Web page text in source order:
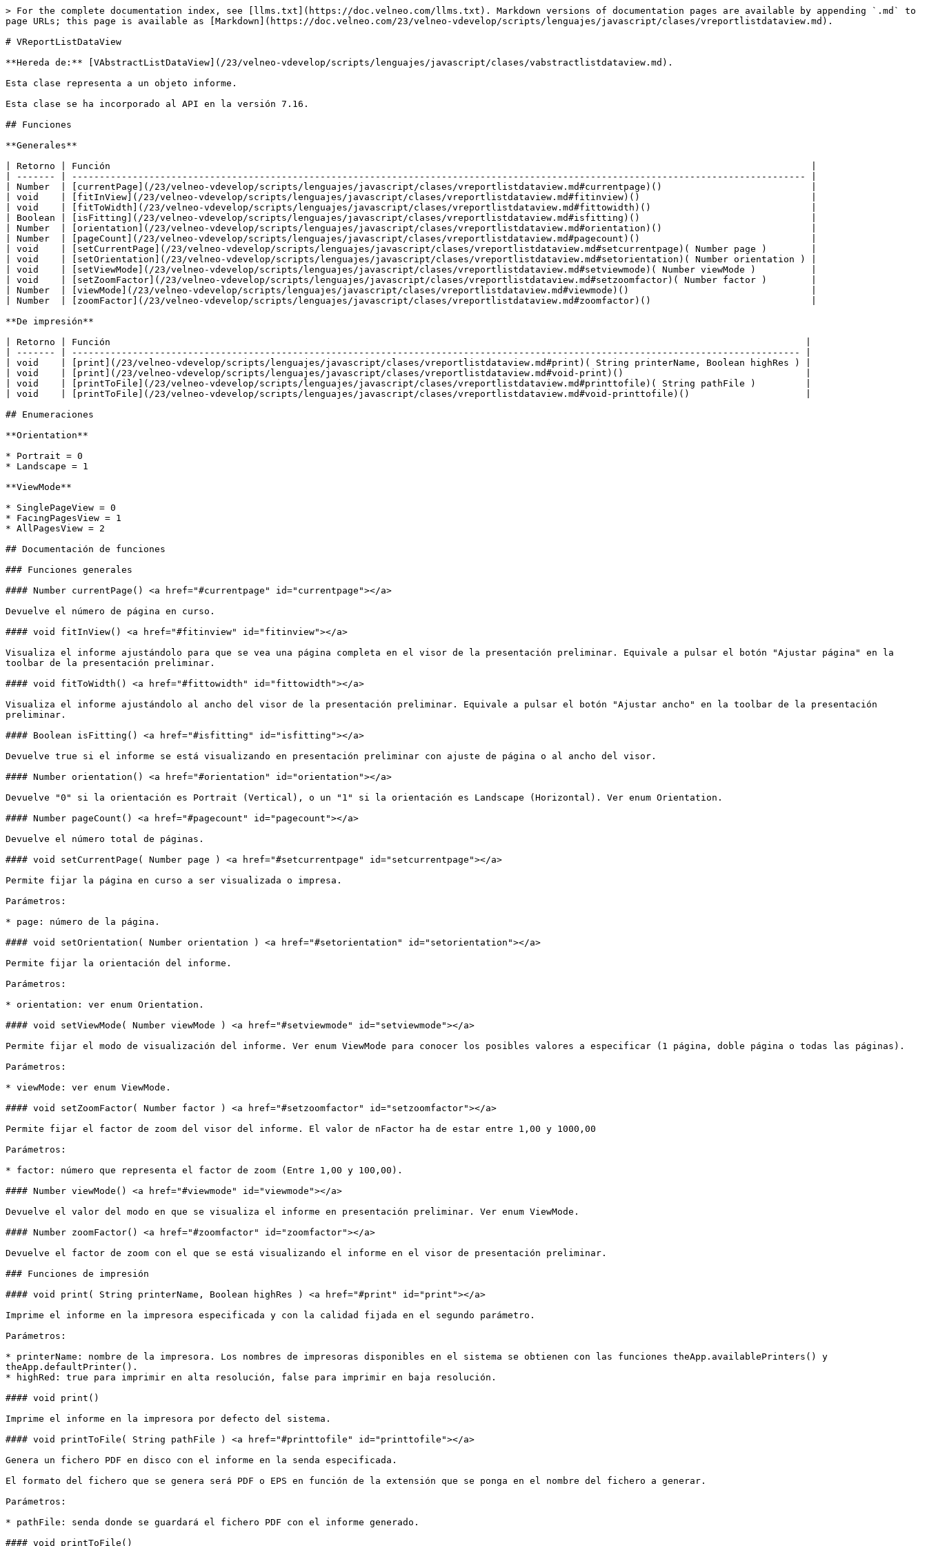
> For the complete documentation index, see [llms.txt](https://doc.velneo.com/llms.txt). Markdown versions of documentation pages are available by appending `.md` to
page URLs; this page is available as [Markdown](https://doc.velneo.com/23/velneo-vdevelop/scripts/lenguajes/javascript/clases/vreportlistdataview.md).
# VReportListDataView
**Hereda de:** [VAbstractListDataView](/23/velneo-vdevelop/scripts/lenguajes/javascript/clases/vabstractlistdataview.md).
Esta clase representa a un objeto informe.
Esta clase se ha incorporado al API en la versión 7.16.
## Funciones
**Generales**
| Retorno | Función                                                                                                                               |
| ------- | ------------------------------------------------------------------------------------------------------------------------------------- |
| Number  | [currentPage](/23/velneo-vdevelop/scripts/lenguajes/javascript/clases/vreportlistdataview.md#currentpage)()                           |
| void    | [fitInView](/23/velneo-vdevelop/scripts/lenguajes/javascript/clases/vreportlistdataview.md#fitinview)()                               |
| void    | [fitToWidth](/23/velneo-vdevelop/scripts/lenguajes/javascript/clases/vreportlistdataview.md#fittowidth)()                             |
| Boolean | [isFitting](/23/velneo-vdevelop/scripts/lenguajes/javascript/clases/vreportlistdataview.md#isfitting)()                               |
| Number  | [orientation](/23/velneo-vdevelop/scripts/lenguajes/javascript/clases/vreportlistdataview.md#orientation)()                           |
| Number  | [pageCount](/23/velneo-vdevelop/scripts/lenguajes/javascript/clases/vreportlistdataview.md#pagecount)()                               |
| void    | [setCurrentPage](/23/velneo-vdevelop/scripts/lenguajes/javascript/clases/vreportlistdataview.md#setcurrentpage)( Number page )        |
| void    | [setOrientation](/23/velneo-vdevelop/scripts/lenguajes/javascript/clases/vreportlistdataview.md#setorientation)( Number orientation ) |
| void    | [setViewMode](/23/velneo-vdevelop/scripts/lenguajes/javascript/clases/vreportlistdataview.md#setviewmode)( Number viewMode )          |
| void    | [setZoomFactor](/23/velneo-vdevelop/scripts/lenguajes/javascript/clases/vreportlistdataview.md#setzoomfactor)( Number factor )        |
| Number  | [viewMode](/23/velneo-vdevelop/scripts/lenguajes/javascript/clases/vreportlistdataview.md#viewmode)()                                 |
| Number  | [zoomFactor](/23/velneo-vdevelop/scripts/lenguajes/javascript/clases/vreportlistdataview.md#zoomfactor)()                             |
**De impresión**
| Retorno | Función                                                                                                                              |
| ------- | ------------------------------------------------------------------------------------------------------------------------------------ |
| void    | [print](/23/velneo-vdevelop/scripts/lenguajes/javascript/clases/vreportlistdataview.md#print)( String printerName, Boolean highRes ) |
| void    | [print](/23/velneo-vdevelop/scripts/lenguajes/javascript/clases/vreportlistdataview.md#void-print)()                                 |
| void    | [printToFile](/23/velneo-vdevelop/scripts/lenguajes/javascript/clases/vreportlistdataview.md#printtofile)( String pathFile )         |
| void    | [printToFile](/23/velneo-vdevelop/scripts/lenguajes/javascript/clases/vreportlistdataview.md#void-printtofile)()                     |
## Enumeraciones
**Orientation**
* Portrait = 0
* Landscape = 1
**ViewMode**
* SinglePageView = 0
* FacingPagesView = 1
* AllPagesView = 2
## Documentación de funciones
### Funciones generales
#### Number currentPage() <a href="#currentpage" id="currentpage"></a>
Devuelve el número de página en curso.
#### void fitInView() <a href="#fitinview" id="fitinview"></a>
Visualiza el informe ajustándolo para que se vea una página completa en el visor de la presentación preliminar. Equivale a pulsar el botón "Ajustar página" en la
toolbar de la presentación preliminar.
#### void fitToWidth() <a href="#fittowidth" id="fittowidth"></a>
Visualiza el informe ajustándolo al ancho del visor de la presentación preliminar. Equivale a pulsar el botón "Ajustar ancho" en la toolbar de la presentación
preliminar.
#### Boolean isFitting() <a href="#isfitting" id="isfitting"></a>
Devuelve true si el informe se está visualizando en presentación preliminar con ajuste de página o al ancho del visor.
#### Number orientation() <a href="#orientation" id="orientation"></a>
Devuelve "0" si la orientación es Portrait (Vertical), o un "1" si la orientación es Landscape (Horizontal). Ver enum Orientation.
#### Number pageCount() <a href="#pagecount" id="pagecount"></a>
Devuelve el número total de páginas.
#### void setCurrentPage( Number page ) <a href="#setcurrentpage" id="setcurrentpage"></a>
Permite fijar la página en curso a ser visualizada o impresa.
Parámetros:
* page: número de la página.
#### void setOrientation( Number orientation ) <a href="#setorientation" id="setorientation"></a>
Permite fijar la orientación del informe.
Parámetros:
* orientation: ver enum Orientation.
#### void setViewMode( Number viewMode ) <a href="#setviewmode" id="setviewmode"></a>
Permite fijar el modo de visualización del informe. Ver enum ViewMode para conocer los posibles valores a especificar (1 página, doble página o todas las páginas).
Parámetros:
* viewMode: ver enum ViewMode.
#### void setZoomFactor( Number factor ) <a href="#setzoomfactor" id="setzoomfactor"></a>
Permite fijar el factor de zoom del visor del informe. El valor de nFactor ha de estar entre 1,00 y 1000,00
Parámetros:
* factor: número que representa el factor de zoom (Entre 1,00 y 100,00).
#### Number viewMode() <a href="#viewmode" id="viewmode"></a>
Devuelve el valor del modo en que se visualiza el informe en presentación preliminar. Ver enum ViewMode.
#### Number zoomFactor() <a href="#zoomfactor" id="zoomfactor"></a>
Devuelve el factor de zoom con el que se está visualizando el informe en el visor de presentación preliminar.
### Funciones de impresión
#### void print( String printerName, Boolean highRes ) <a href="#print" id="print"></a>
Imprime el informe en la impresora especificada y con la calidad fijada en el segundo parámetro.
Parámetros:
* printerName: nombre de la impresora. Los nombres de impresoras disponibles en el sistema se obtienen con las funciones theApp.availablePrinters() y
theApp.defaultPrinter().
* highRed: true para imprimir en alta resolución, false para imprimir en baja resolución.
#### void print()
Imprime el informe en la impresora por defecto del sistema.
#### void printToFile( String pathFile ) <a href="#printtofile" id="printtofile"></a>
Genera un fichero PDF en disco con el informe en la senda especificada.
El formato del fichero que se genera será PDF o EPS en función de la extensión que se ponga en el nombre del fichero a generar.
Parámetros:
* pathFile: senda donde se guardará el fichero PDF con el informe generado.
#### void printToFile()